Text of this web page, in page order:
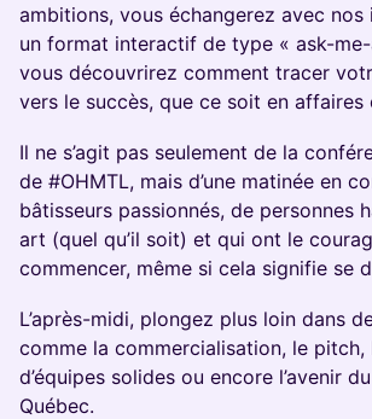
ambitions, vous échangerez avec nos
un format interactif de type « ask-
vous découvrirez comment tracer
vers le succès, que ce soit en affaires
Il ne s’agit pas seulement de la
de #OHMTL, mais d’une matinée en
bâtisseurs passionnés, de personnes
art (quel qu’il soit) et qui ont le
commencer, même si cela signifie se
L’après-midi, plongez plus loin dans
comme la commercialisation, le
d’équipes solides ou encore l’avenir
Québec.